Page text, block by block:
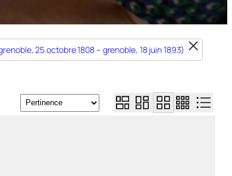
25 octobre 1808 – grenoble, 18 juin 1893)